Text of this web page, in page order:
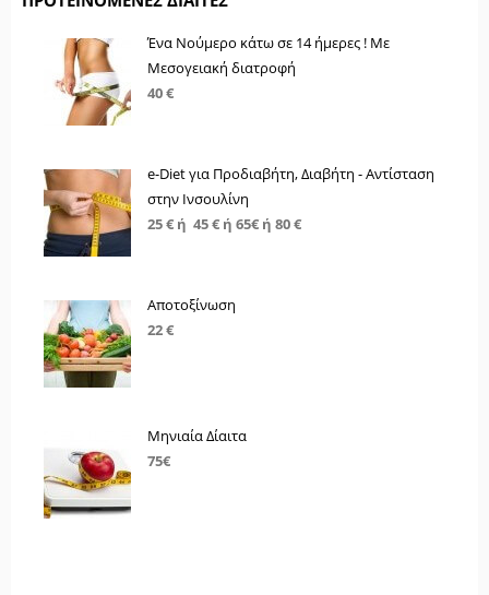
Ένα Νούμερο κάτω σε 14 ήμερες ! Με
Μεσογειακή διατροφή
40 €
e-Diet για Προδιαβήτη, Διαβήτη - Αντίσταση
στην Ινσουλίνη
25 € ή 45 € ή 65€ ή 80 €
Αποτοξίνωση
22 €
Μηνιαία Δίαιτα
75€